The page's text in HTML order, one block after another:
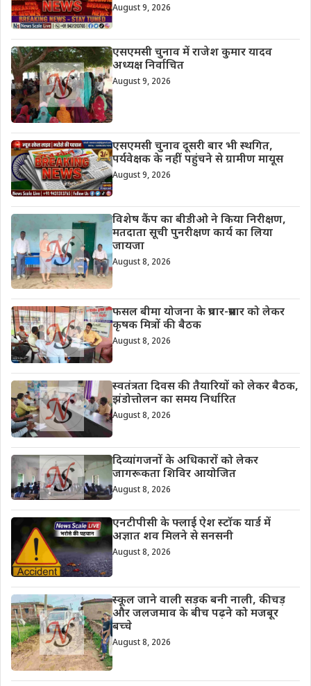
August 9, 2026
एसएमसी चुनाव में राजेश कुमार यादव
अध्यक्ष निर्वाचित
August 9, 2026
एसएमसी चुनाव दूसरी बार भी स्थगित,
पर्यवेक्षक के नहीं पहुंचने से ग्रामीण मायूस
August 9, 2026
विशेष कैंप का बीडीओ ने किया निरीक्षण,
मतदाता सूची पुनरीक्षण कार्य का लिया
जायजा
August 8, 2026
फसल बीमा योजना के प्रचार-प्रसार को लेकर
कृषक मित्रों की बैठक
August 8, 2026
स्वतंत्रता दिवस की तैयारियों को लेकर बैठक,
झंडोत्तोलन का समय निर्धारित
August 8, 2026
दिव्यांगजनों के अधिकारों को लेकर
जागरूकता शिविर आयोजित
August 8, 2026
एनटीपीसी के फ्लाई ऐश स्टॉक यार्ड में
अज्ञात शव मिलने से सनसनी
August 8, 2026
स्कूल जाने वाली सड़क बनी नाली, कीचड़
और जलजमाव के बीच पढ़ने को मजबूर
बच्चे
August 8, 2026